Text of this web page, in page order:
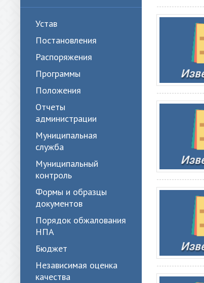
Устав
Постановления
Распоряжения
Программы
Положения
Отчеты
администрации
Муниципальная
служба
Муниципальный
контроль
Формы и образцы
документов
Порядок обжалования
НПА
Бюджет
Независимая оценка
качества